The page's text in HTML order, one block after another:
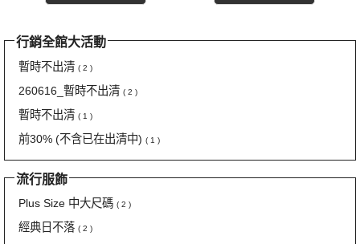
行銷全館大活動
暫時不出清 ( 2 )
260616_暫時不出清 ( 2 )
暫時不出清 ( 1 )
前30% (不含已在出清中) ( 1 )
流行服飾
Plus Size 中大尺碼 ( 2 )
經典日不落 ( 2 )